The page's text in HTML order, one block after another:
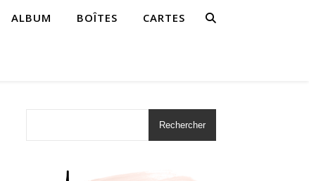
ALBUM BOÎTES CARTES
Rechercher